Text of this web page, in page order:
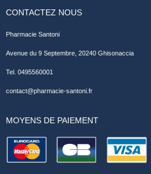
CONTACTEZ NOUS
Pharmacie Santoni
Avenue du 9 Septembre, 20240 Ghisonaccia
Tel. 0495560001
contact@pharmacie-santoni.fr
MOYENS DE PAIEMENT